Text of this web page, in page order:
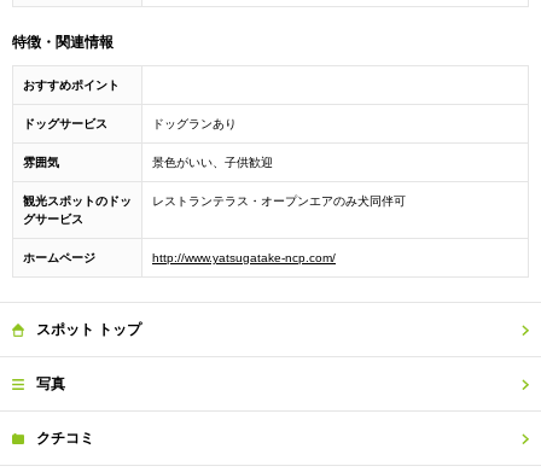
特徴・関連情報
おすすめポイント
ドッグサービス ドッグランあり
雰囲気 景色がいい、子供歓迎
観光スポットのドッ
グサービス
レストランテラス・オープンエアのみ犬同伴可
ホームページ http://www.yatsugatake-ncp.com/
スポット トップ
写真
クチコミ